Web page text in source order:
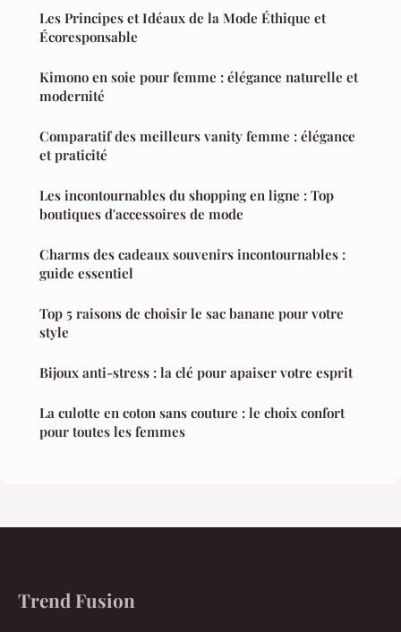
Les Principes et Idéaux de la Mode Éthique et
Écoresponsable
Kimono en soie pour femme : élégance naturelle et
modernité
Comparatif des meilleurs vanity femme : élégance
et praticité
Les incontournables du shopping en ligne : Top
boutiques d'accessoires de mode
Charms des cadeaux souvenirs incontournables :
guide essentiel
Top 5 raisons de choisir le sac banane pour votre
style
Bijoux anti-stress : la clé pour apaiser votre esprit
La culotte en coton sans couture : le choix confort
pour toutes les femmes
Trend Fusion